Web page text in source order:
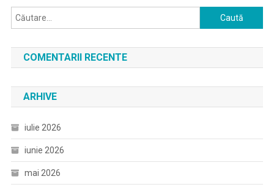
Caută
după:
COMENTARII RECENTE
ARHIVE
iulie 2026
iunie 2026
mai 2026